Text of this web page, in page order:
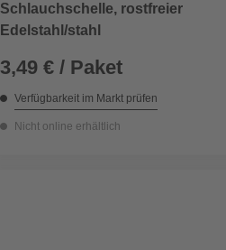
Schlauchschelle, rostfreier
Edelstahl/stahl
3,49 € / Paket
Verfügbarkeit im Markt prüfen
Nicht online erhältlich